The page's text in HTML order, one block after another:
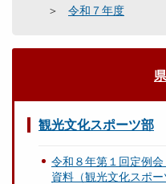
令和７年度
観光文化スポーツ部
令和８年第１回定例
資料（観光文化スポー